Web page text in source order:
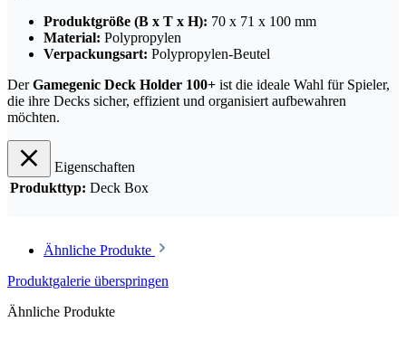
Produktgröße (B x T x H): 70 x 71 x 100 mm
Material: Polypropylen
Verpackungsart: Polypropylen-Beutel
DerGamegenic Deck Holder 100+ ist die ideale Wahl für Spieler,
die ihre Decks sicher, effizient und organisiert aufbewahren
möchten.
Eigenschaften
Produkttyp: Deck Box
Ähnliche Produkte
Produktgalerie überspringen
Ähnliche Produkte